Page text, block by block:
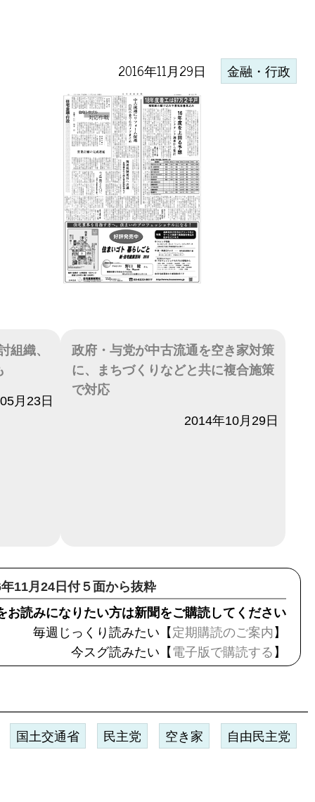
2016年11月29日 金融・行政
組織、
月23日
政府・与党が中古流通を空き家対策
に、まちづくりなどと共に複合施策
で対応
2014年10月29日
11月24日付５面から抜粋
お読みになりたい方は新聞をご購読してください
毎週じっくり読みたい【 定期購読のご案内 】
今スグ読みたい【 電子版で購読する 】
国土交通省 民主党 空き家 自由民主党